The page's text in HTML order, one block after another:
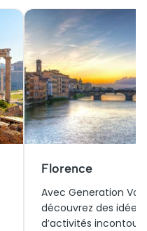
Florence
Avec Generation
découvrez des idées
d’activités